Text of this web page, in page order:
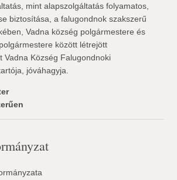
mint alapszolgáltatás folyamatos,
biztosítása, a falugondnok szakszerű
Vadna község polgármestere és
között létrejött
Vadna Község Falugondnoki
jóváhagyja.